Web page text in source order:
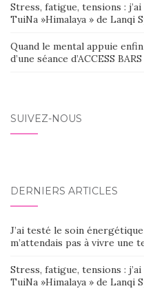
Stress, fatigue, tensions :
TuiNa »Himalaya » de Lanqi
Quand le mental appuie
d’une séance d’ACCESS
SUIVEZ-NOUS
DERNIERS ARTICLES
J’ai testé le soin
m’attendais pas à vivre une
Stress, fatigue, tensions :
TuiNa »Himalaya » de Lanqi